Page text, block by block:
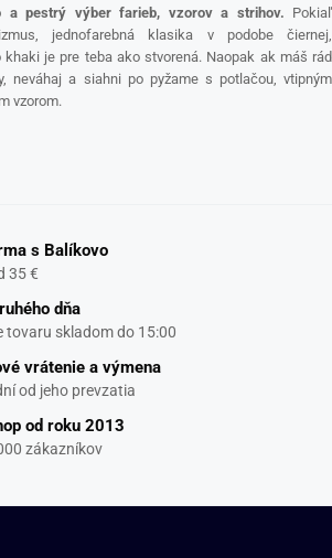
a pestrý výber farieb, vzorov a strihov. Pokiaľ
jednofarebná klasika v podobe čiernej,
khaki je pre teba ako stvorená. Naopak ak máš rád
neváhaj a siahni po pyžame s potlačou, vtipným
vzorom.
s Balíkovo
35 €
dňa
tovaru skladom do 15:00
vrátenie a výmena
od jeho prevzatia
od roku 2013
zákazníkov